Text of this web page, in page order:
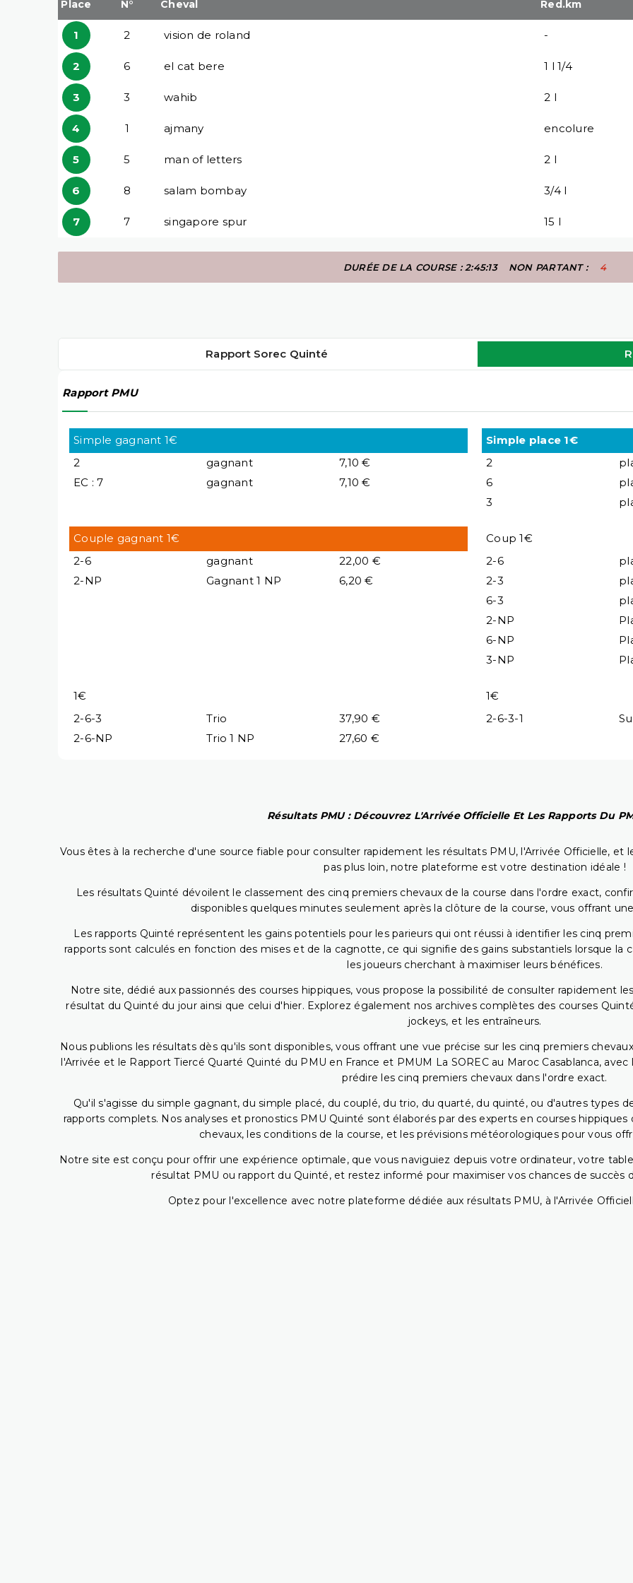
Place N° Cheval Red.km
1 2 vision de roland -
2 6 el cat bere 1 l 1/4
3 3 wahib 2 l
4 1 ajmany encolure
5 5 man of letters 2 l
6 8 salam bombay 3/4 l
7 7 singapore spur 15 l
DURÉE DE LA COURSE : 2:45:13 NON PARTANT : 4
Rapport Sorec Quinté
Rapport PMU
Simple gagnant 1€
2
gagnant
7,10 €
EC : 7
gagnant 7,10 €
Simple place 1€
2
6
3
Couple gagnant 1€
2-6
gagnant
22,00 €
2-NP
Gagnant 1 NP 6,20 €
Coup 1€
2-6
2-3
6-3
2-NP
6-NP
3-NP
1€
2-6-3
Trio
37,90 €
2-6-NP
Trio 1 NP 27,60 €
1€
2-6-3-1
Résultats PMU : Découvrez L'Arrivée Officielle Et Les Rapports Du
Vous êtes à la recherche d'une source fiable pour consulter rapidement les résultats PMU, l'Arrivée Officielle, et
pas plus loin, notre plateforme est votre destination idéale !
Les résultats Quinté dévoilent le classement des cinq premiers chevaux de la course dans l'ordre exact,
disponibles quelques minutes seulement après la clôture de la course, vous offrant
Les rapports Quinté représentent les gains potentiels pour les parieurs qui ont réussi à identifier les cinq
rapports sont calculés en fonction des mises et de la cagnotte, ce qui signifie des gains substantiels lorsque
les joueurs cherchant à maximiser leurs bénéfices.
Notre site, dédié aux passionnés des courses hippiques, vous propose la possibilité de consulter rapidement
résultat du Quinté du jour ainsi que celui d'hier. Explorez également nos archives complètes des courses
jockeys, et les entraîneurs.
Nous publions les résultats dès qu'ils sont disponibles, vous offrant une vue précise sur les cinq premiers
l'Arrivée et le Rapport Tiercé Quarté Quinté du PMU en France et PMUM La SOREC au Maroc Casablanca,
prédire les cinq premiers chevaux dans l'ordre exact.
Qu'il s'agisse du simple gagnant, du simple placé, du couplé, du trio, du quarté, du quinté, ou d'autres types
rapports complets. Nos analyses et pronostics PMU Quinté sont élaborés par des experts en courses
chevaux, les conditions de la course, et les prévisions météorologiques pour vous
Notre site est conçu pour offrir une expérience optimale, que vous naviguiez depuis votre ordinateur, votre
résultat PMU ou rapport du Quinté, et restez informé pour maximiser vos chances de succès
Optez pour l'excellence avec notre plateforme dédiée aux résultats PMU, à l'Arrivée